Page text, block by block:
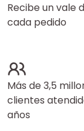
Recibe un vale
cada pedido
Más de 3,5
clientes
años